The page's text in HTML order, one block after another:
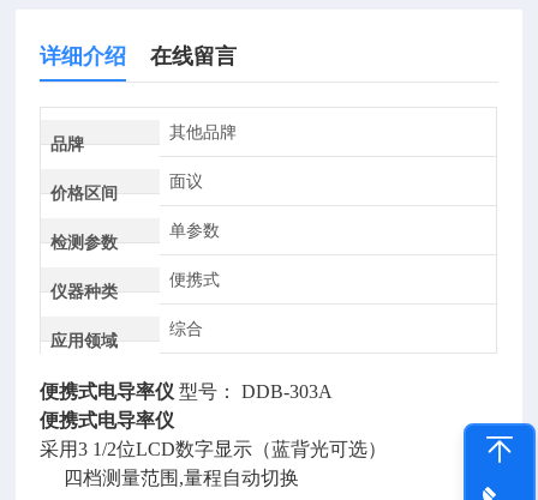
详细介绍 在线留言
品牌
其他品牌
价格区间
面议
检测参数
单参数
仪器种类
便携式
应用领域
综合
便携式电导率仪 型号： DDB-303A
便携式电导率仪
采用3 1/2位LCD数字显示（蓝背光可选）
四档测量范围,量程自动切换